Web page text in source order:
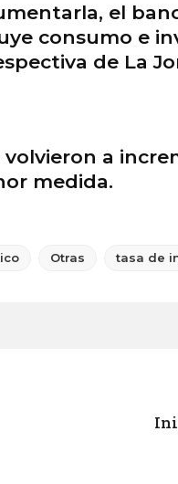
el
consumo e
de La
volvieron a
medida.
Otras tasa de